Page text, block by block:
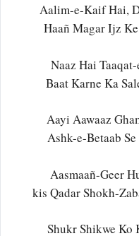
Aalim-e-Kaif Hai,
Haañ Magar Ijz
Naaz Hai
Baat Karne Ka
Aayi Aawaaz
Ashk-e-Betaab
Aasmaañ-Geer
kis Qadar Shokh-
Shukr Shikwe Ko